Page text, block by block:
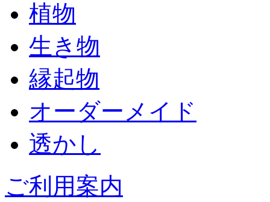
植物
生き物
縁起物
オーダーメイド
透かし
ご利用案内